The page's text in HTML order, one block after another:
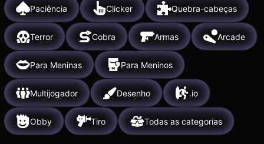
Paciência Clicker Quebra-cabeças
Terror Cobra Armas Arcade
Para Meninas Para Meninos
Multijogador Desenho .io
Obby Tiro Todas as categorias